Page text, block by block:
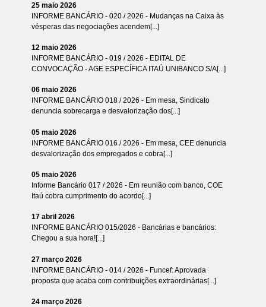
25 maio 2026
INFORME BANCÁRIO - 020 / 2026 - Mudanças na Caixa às
vésperas das negociações acendem[...]
12 maio 2026
INFORME BANCÁRIO - 019 / 2026 - EDITAL DE
CONVOCAÇÃO - AGE ESPECÍFICA ITAÚ UNIBANCO S/A[...]
06 maio 2026
INFORME BANCÁRIO 018 / 2026 - Em mesa, Sindicato
denuncia sobrecarga e desvalorização dos[...]
05 maio 2026
INFORME BANCÁRIO 016 / 2026 - Em mesa, CEE denuncia
desvalorização dos empregados e cobra[...]
05 maio 2026
Informe Bancário 017 / 2026 - Em reunião com banco, COE
Itaú cobra cumprimento do acordo[...]
17 abril 2026
INFORME BANCÁRIO 015/2026 - Bancárias e bancários:
Chegou a sua hora![...]
27 março 2026
INFORME BANCÁRIO - 014 / 2026 - Funcef: Aprovada
proposta que acaba com contribuições extraordinárias[...]
24 março 2026